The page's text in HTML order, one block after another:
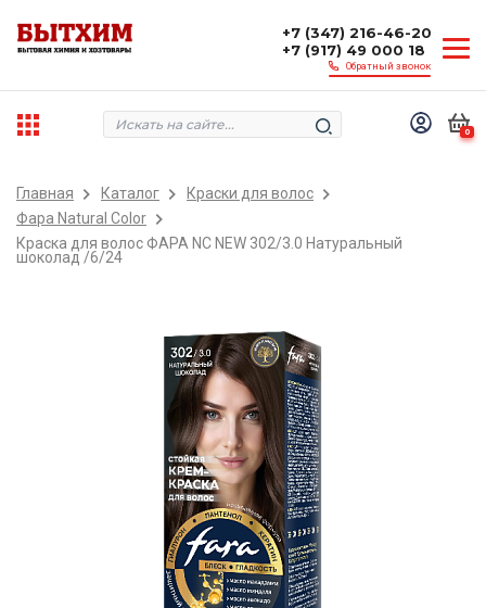
+7 (347) 216-46-20
+7 (917) 49 000 18
Обратный звонок
0
Главная Каталог
Краски для волос
Фара Natural Color
Краска для волос ФАРА NC NEW 302/3.0 Натуральный
шоколад /6/24